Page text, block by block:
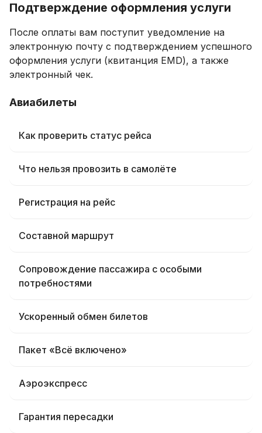
Подтверждение оформления услуги
После оплаты вам поступит уведомление на
электронную почту с подтверждением успешного
оформления услуги (квитанция EMD), а также
электронный чек.
Авиабилеты
Как проверить статус рейса
Что нельзя провозить в самолёте
Регистрация на рейс
Составной маршрут
Сопровождение пассажира с особыми
потребностями
Ускоренный обмен билетов
Пакет «Всё включено»
Аэроэкспресс
Гарантия пересадки